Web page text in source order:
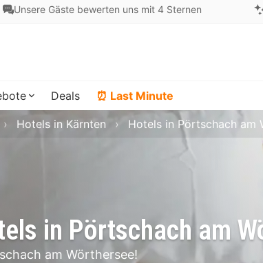
Unsere Gäste bewerten uns mit 4 Sternen
Deals ⏰ Last Minute
in Pörtschach am
am Wörthersee!
Hotels in Kärnten Hotels in Pörtschach am